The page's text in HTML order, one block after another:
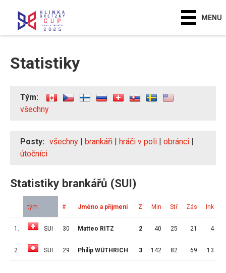
MENU
Statistiky
Tým:
všechny
Posty: všechny | brankáři | hráči v poli | obránci |
útočníci
Statistiky brankářů (SUI)
tým # Jméno a příjmení Z Min Stř Zás Ink
1. SUI 30 Matteo RITZ 2 40 25 21 4
2. SUI 29 Philip WÜTHRICH 3 142 82 69 13